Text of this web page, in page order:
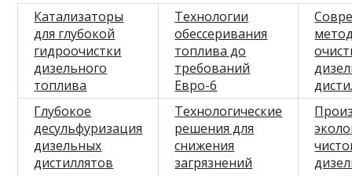
Катализаторы
для глубокой
гидроочистки
дизельного
топлива
Технологии
обессеривания
топлива до
требований
Евро-6
Глубокое
десульфуризация
дизельных
дистиллятов
Технологические
решения для
снижения
загрязнений